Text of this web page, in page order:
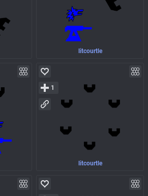
litcourtle
litcourtle
1